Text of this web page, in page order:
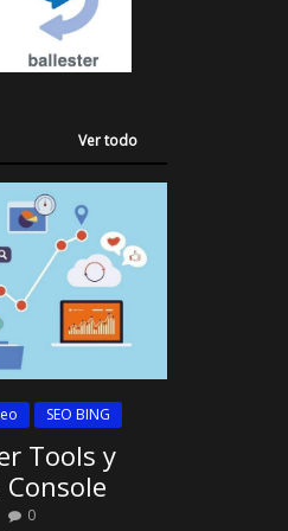
Ver todo
SEO BING
Tools y
Console
0